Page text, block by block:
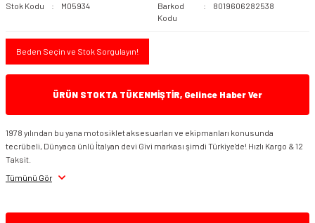
Stok Kodu M05934
Barkod
Kodu
8019606282538
Beden Seçin ve Stok Sorgulayın!
ÜRÜN STOKTA TÜKENMİŞTİR, Gelince Haber Ver
1978 yılından bu yana motosiklet aksesuarları ve ekipmanları konusunda
tecrübeli, Dünyaca ünlü İtalyan devi Givi markası şimdi Türkiye'de! Hızlı Kargo & 12
Taksit.
Tümünü Gör